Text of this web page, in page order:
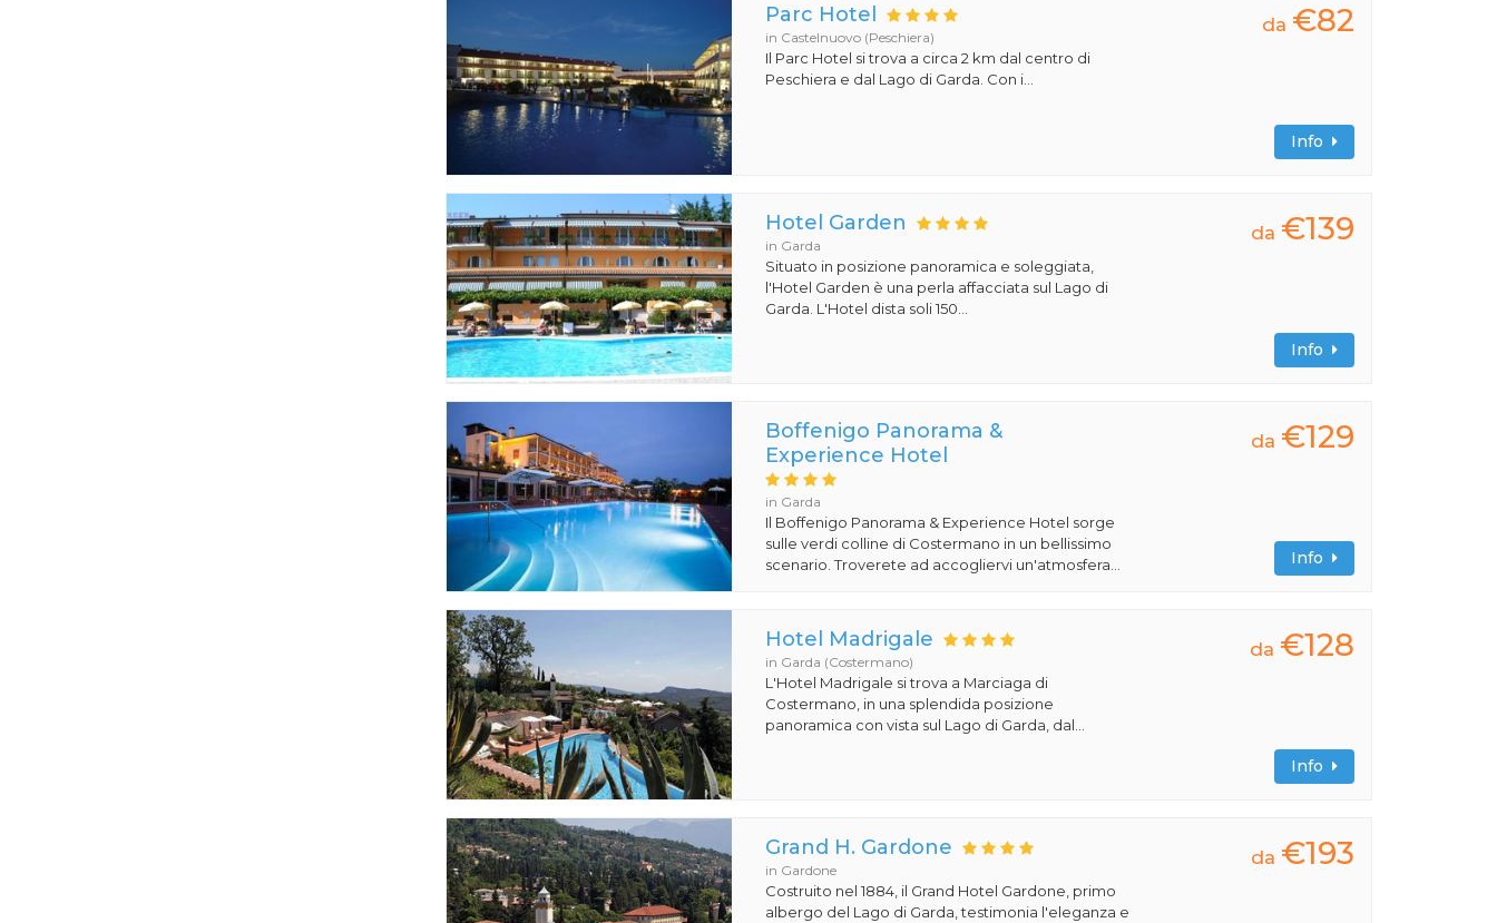
Parc Hotel
in Castelnuovo (Peschiera)
Il Parc Hotel si trova a circa 2 km dal centro di
Peschiera e dal Lago di Garda. Con i...
da €82
Info
Hotel Garden
in Garda
Situato in posizione panoramica e soleggiata,
l'Hotel Garden è una perla affacciata sul Lago di
Garda. L'Hotel dista soli 150...
da €139
Info
Boffenigo Panorama &
Experience Hotel
in Garda
Il Boffenigo Panorama & Experience Hotel sorge
sulle verdi colline di Costermano in un bellissimo
scenario. Troverete ad accogliervi un'atmosfera...
da €129
Info
Hotel Madrigale
in Garda (Costermano)
L'Hotel Madrigale si trova a Marciaga di
Costermano, in una splendida posizione
panoramica con vista sul Lago di Garda, dal...
da €128
Info
Grand H. Gardone
in Gardone
Costruito nel 1884, il Grand Hotel Gardone, primo
albergo del Lago di Garda, testimonia l'eleganza e
da €193